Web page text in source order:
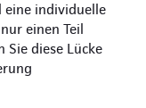
individuelle
einen Teil
Sie diese Lücke